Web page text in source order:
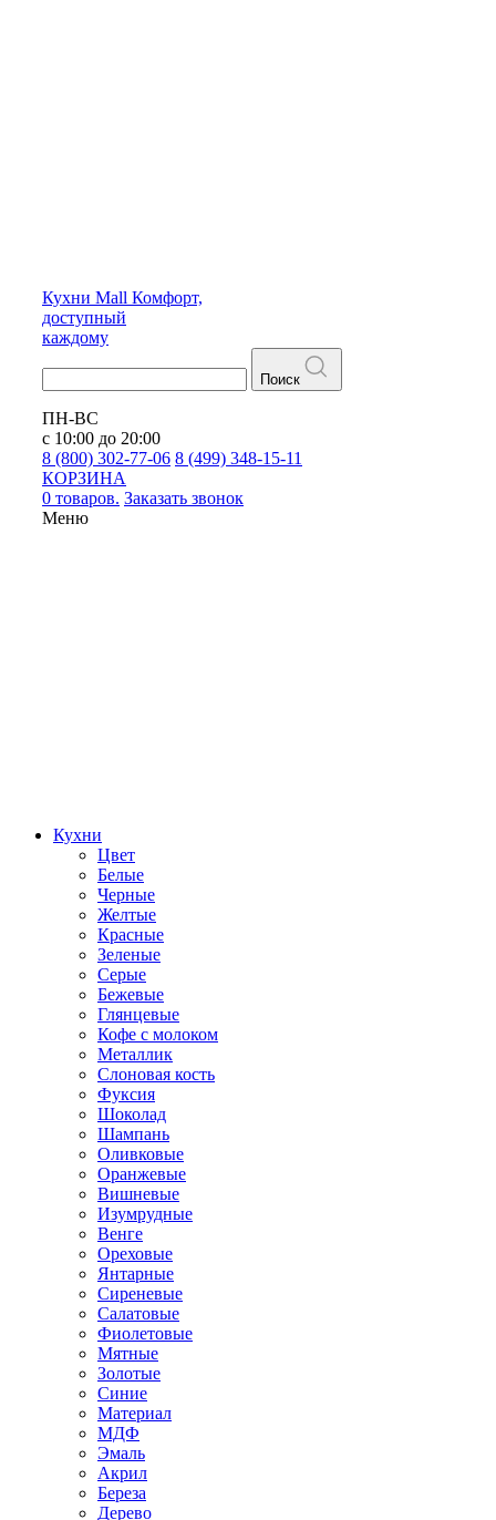
Кухни Mall Комфорт,
доступный
каждому
Поиск
ПН-ВС
с 10:00 до 20:00
8 (800) 302-77-06 8 (499) 348-15-11
КОРЗИНА
0 товаров. Заказать звонок
Меню
Кухни
Цвет
Белые
Черные
Желтые
Красные
Зеленые
Серые
Бежевые
Глянцевые
Кофе с молоком
Металлик
Слоновая кость
Фуксия
Шоколад
Шампань
Оливковые
Оранжевые
Вишневые
Изумрудные
Венге
Ореховые
Янтарные
Сиреневые
Салатовые
Фиолетовые
Мятные
Золотые
Синие
Материал
МДФ
Эмаль
Акрил
Береза
Дерево